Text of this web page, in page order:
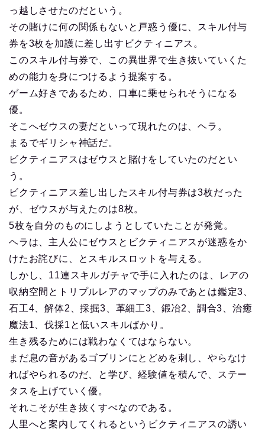
っ越しさせたのだという。
その賭けに何の関係もないと戸惑う優に、スキル付与
券を3枚を加護に差し出すビクティニアス。
このスキル付与券で、この異世界で生き抜いていくた
めの能力を身につけるよう提案する。
ゲーム好きであるため、口車に乗せられそうになる
優。
そこへゼウスの妻だといって現れたのは、ヘラ。
まるでギリシャ神話だ。
ビクティニアスはゼウスと賭けをしていたのだとい
う。
ビクティニアス差し出したスキル付与券は3枚だった
が、ゼウスが与えたのは8枚。
5枚を自分のものにしようとしていたことが発覚。
ヘラは、主人公にゼウスとビクティニアスが迷惑をか
けたお詫びに、とスキルスロットを与える。
しかし、11連スキルガチャで手に入れたのは、レアの
収納空間とトリプルレアのマップのみであとは鑑定3、
石工4、解体2、採掘3、革細工3、鍛冶2、調合3、治癒
魔法1、伐採1と低いスキルばかり。
生き残るためには戦わなくてはならない。
まだ息の音があるゴブリンにとどめを刺し、やらなけ
ればやられるのだ、と学び、経験値を積んで、ステー
タスを上げていく優。
それこそが生き抜くすべなのである。
人里へと案内してくれるというビクティニアスの誘い